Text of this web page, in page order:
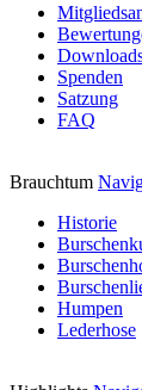
Spenden
Satzung
FAQ
Brauchtum
Historie
Humpen
Lederhose